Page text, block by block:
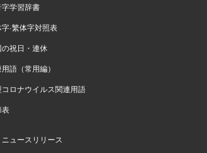
字学習辞書
·繁体字対照表
の祝日・連休
語（常用編）
コロナウイルス関連用語
表
ニュースリリース